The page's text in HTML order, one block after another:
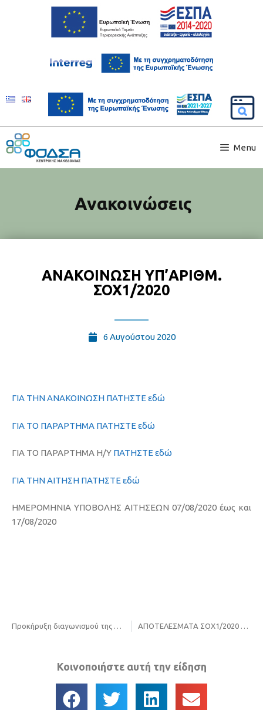
Menu
Ανακοινώσεις
ΑΝΑΚΟΙΝΩΣΗ ΥΠ’ΑΡΙΘΜ.
ΣΟΧ1/2020
6 Αυγούστου 2020
ΓΙΑ ΤΗΝ ΑΝΑΚΟΙΝΩΣΗ ΠΑΤΗΣΤΕ εδώ
ΓΙΑ ΤΟ ΠΑΡΑΡΤΗΜΑ ΠΑΤΗΣΤΕ εδώ
ΓΙΑ ΤΟ ΠΑΡΑΡΤΗΜΑ Η/Υ ΠΑΤΗΣΤΕ εδώ
ΓΙΑ ΤΗΝ ΑΙΤΗΣΗ ΠΑΤΗΣΤΕ εδώ
ΗΜΕΡΟΜΗΝΙΑ ΥΠΟΒΟΛΗΣ ΑΙΤΗΣΕΩΝ 07/08/2020 έως και
17/08/2020
Κοινοποιήστε αυτή την είδηση